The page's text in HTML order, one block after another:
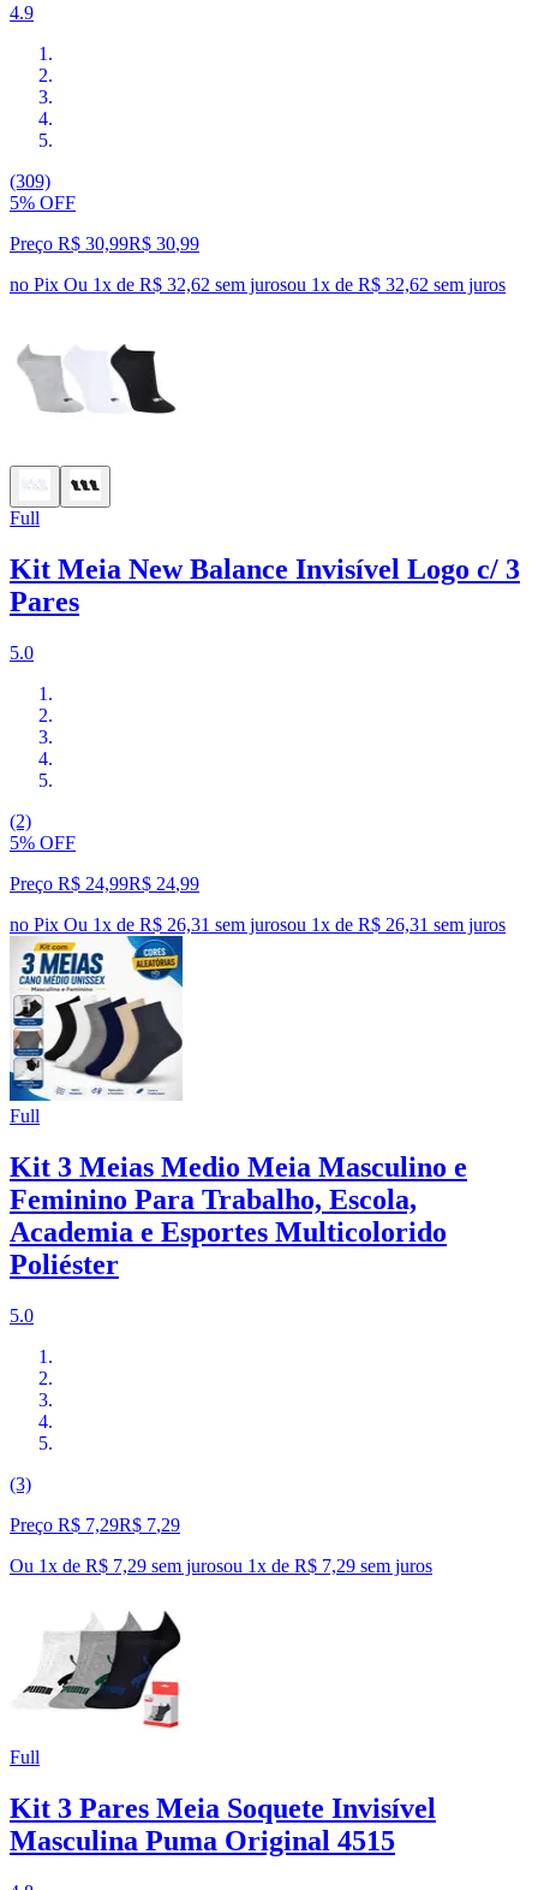
4.9
(309)
5% OFF
Preço R$ 30,99R$ 30,99
no Pix Ou 1x de R$ 32,62 sem jurosou 1x de R$ 32,62 sem juros
Full
Kit Meia New Balance Invisível Logo c/ 3
Pares
5.0
(2)
5% OFF
Preço R$ 24,99R$ 24,99
no Pix Ou 1x de R$ 26,31 sem jurosou 1x de R$ 26,31 sem juros
Full
Kit 3 Meias Medio Meia Masculino e
Feminino Para Trabalho, Escola,
Academia e Esportes Multicolorido
Poliéster
5.0
(3)
Preço R$ 7,29R$ 7,29
Ou 1x de R$ 7,29 sem jurosou 1x de R$ 7,29 sem juros
Full
Kit 3 Pares Meia Soquete Invisível
Masculina Puma Original 4515